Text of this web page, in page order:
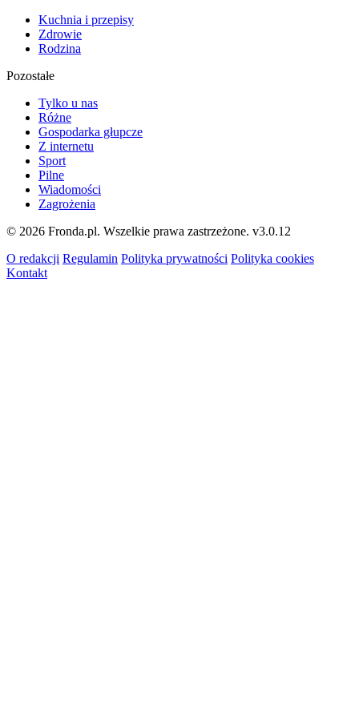
Kuchnia i przepisy
Zdrowie
Rodzina
Pozostałe
Tylko u nas
Różne
Gospodarka głupcze
Z internetu
Sport
Pilne
Wiadomości
Zagrożenia
© 2026 Fronda.pl. Wszelkie prawa zastrzeżone. v3.0.12
O redakcji Regulamin Polityka prywatności Polityka cookies
Kontakt